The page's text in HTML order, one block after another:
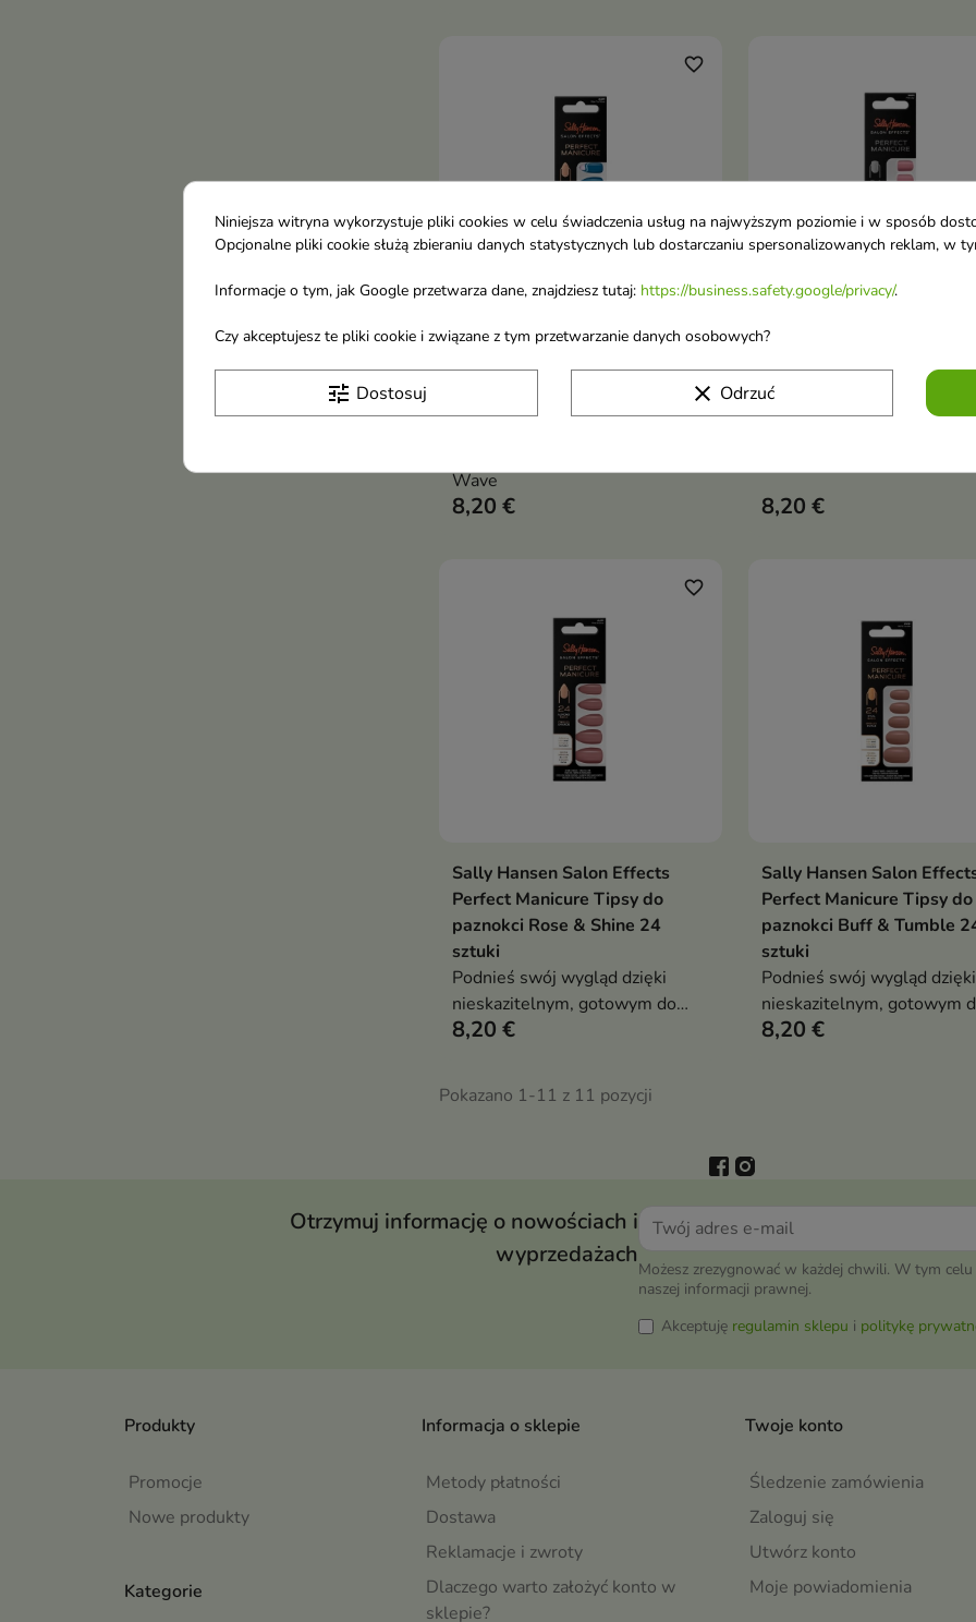
favorite_border
Sally Hansen Salon Effects
Perfect Manicure Tipsy do
Wave
8,20 €
Perfect Manicure Tipsy do
paznokci Pink Clay 24
8,20 €
Dodaj do koszyka
favorite_border
Sally Hansen Salon Effects
Perfect Manicure Tipsy do
paznokci Rose & Shine 24
sztuki
Podnieś swój wygląd dzięki
nieskazitelnym, gotowym do
noszenia paznokciom
8,20 €
Dodaj do
Sally Hansen Salon
Perfect Manicure Tipsy do
paznokci Buff & Tumble
sztuki
Podnieś swój wygląd dzięki
nieskazitelnym, gotowym
noszenia paznokciom
8,20 €
Pokazano 1-11 z 11 pozycji
Otrzymuj informację o nowościach i
wyprzedażach
Możesz zrezygnować w każdej chwili. W tym celu
naszej informacji prawnej.
Akceptuję regulamin sklepu i politykę
Produkty
Promocje
Nowe produkty
Informacja o sklepie
Metody płatności
Dostawa
Reklamacje i zwroty
Dlaczego warto założyć konto w
sklepie?
Kategorie
Twoje konto
Śledzenie zamówienia
Zaloguj się
Utwórz konto
Moje powiadomienia
Niniejsza witryna wykorzystuje pliki cookies w celu świadczenia usług na najwyższym poziomie i w sposób
Opcjonalne pliki cookie służą zbieraniu danych statystycznych lub dostarczaniu spersonalizowanych reklam, w
Informacje o tym, jak Google przetwarza dane, znajdziesz tutaj: https://business.safety.google/privacy/.
Czy akceptujesz te pliki cookie i związane z tym przetwarzanie danych osobowych?
tune Dostosuj clear Odrzuć